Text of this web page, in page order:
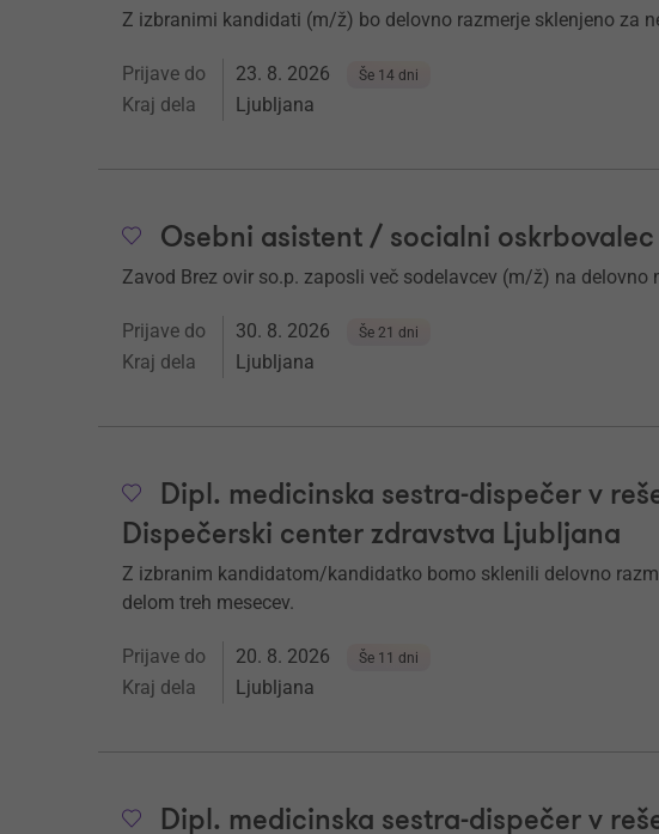
Z izbranimi kandidati (m/ž) bo delovno razmerje sklenjeno za
Prijave do 23. 8. 2026 Še 14 dni
Kraj dela Ljubljana
Osebni asistent / socialni
Zavod Brez ovir so.p. zaposli več sodelavcev (m/ž) na delovno
Prijave do 30. 8. 2026 Še 21 dni
Kraj dela Ljubljana
Dipl. medicinska sestra-dispečer v
Dispečerski center zdravstva Ljubljana
Z izbranim kandidatom/kandidatko bomo sklenili delovno
delom treh mesecev.
Prijave do 20. 8. 2026 Še 11 dni
Kraj dela Ljubljana
Dipl. medicinska sestra-dispečer v